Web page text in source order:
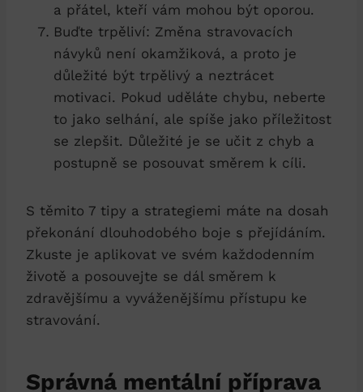
a přátel, kteří vám mohou být oporou.
Buďte trpěliví: Změna stravovacích
návyků není okamžiková, a proto je
důležité být trpělivý a neztrácet
motivaci. Pokud uděláte chybu, neberte
to jako selhání, ale ​spíše jako příležitost
se zlepšit. Důležité⁣ je​ se učit z chyb a
postupně se posouvat směrem k cíli.
S těmito 7 tipy a strategiemi ‍máte na ‌dosah
překonání dlouhodobého boje s přejídáním.
Zkuste‌ je aplikovat ve svém každodenním
životě a posouvejte se dál směrem k
zdravějšímu a vyváženějšímu přístupu ke
⁢stravování.
Správná‍ mentální příprava